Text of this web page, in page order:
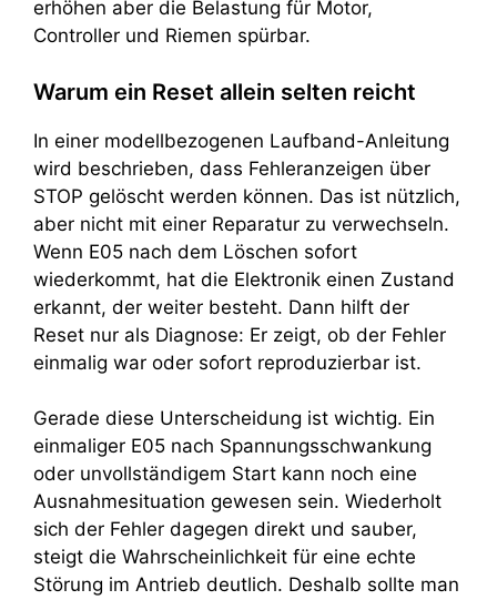
erhöhen aber die Belastung für Motor,
Controller und Riemen spürbar.
Warum ein Reset allein selten reicht
In einer modellbezogenen Laufband-Anleitung
wird beschrieben, dass Fehleranzeigen über
STOP gelöscht werden können. Das ist nützlich,
aber nicht mit einer Reparatur zu verwechseln.
Wenn E05 nach dem Löschen sofort
wiederkommt, hat die Elektronik einen Zustand
erkannt, der weiter besteht. Dann hilft der
Reset nur als Diagnose: Er zeigt, ob der Fehler
einmalig war oder sofort reproduzierbar ist.
Gerade diese Unterscheidung ist wichtig. Ein
einmaliger E05 nach Spannungsschwankung
oder unvollständigem Start kann noch eine
Ausnahmesituation gewesen sein. Wiederholt
sich der Fehler dagegen direkt und sauber,
steigt die Wahrscheinlichkeit für eine echte
Störung im Antrieb deutlich. Deshalb sollte man